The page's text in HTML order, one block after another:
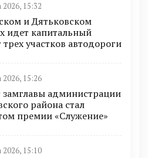
2026, 15:32
и Дятьковском
идет капитальный
участков автодороги
2026, 15:26
замглавы администрации
района стал
премии «Служение»
2026, 15:10